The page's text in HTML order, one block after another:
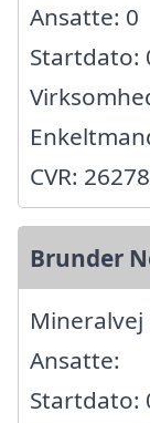
Ansatte: 0
Startdato:
CVR:
Brunder
Mineralvej
Ansatte:
Startdato: